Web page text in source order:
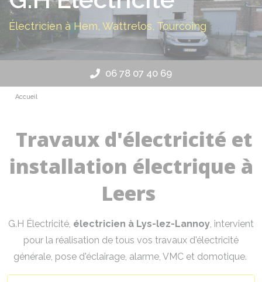
Électricien à Hem, Wattrelos, Tourcoing
06 78 07 40 69
Accueil
Travaux d'électricité et
installation électrique à
Leers
G.H Électricité, électricien à Lys-lez-Lannoy, intervient
pour la réalisation de tous vos travaux d'électricité
générale, pose d'éclairage, alarme, VMC et domotique.